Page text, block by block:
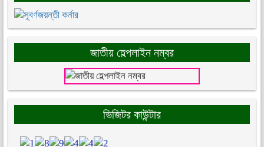
জাতীয় হেল্পলাইন নম্বর
ভিজিটর কাউন্টার